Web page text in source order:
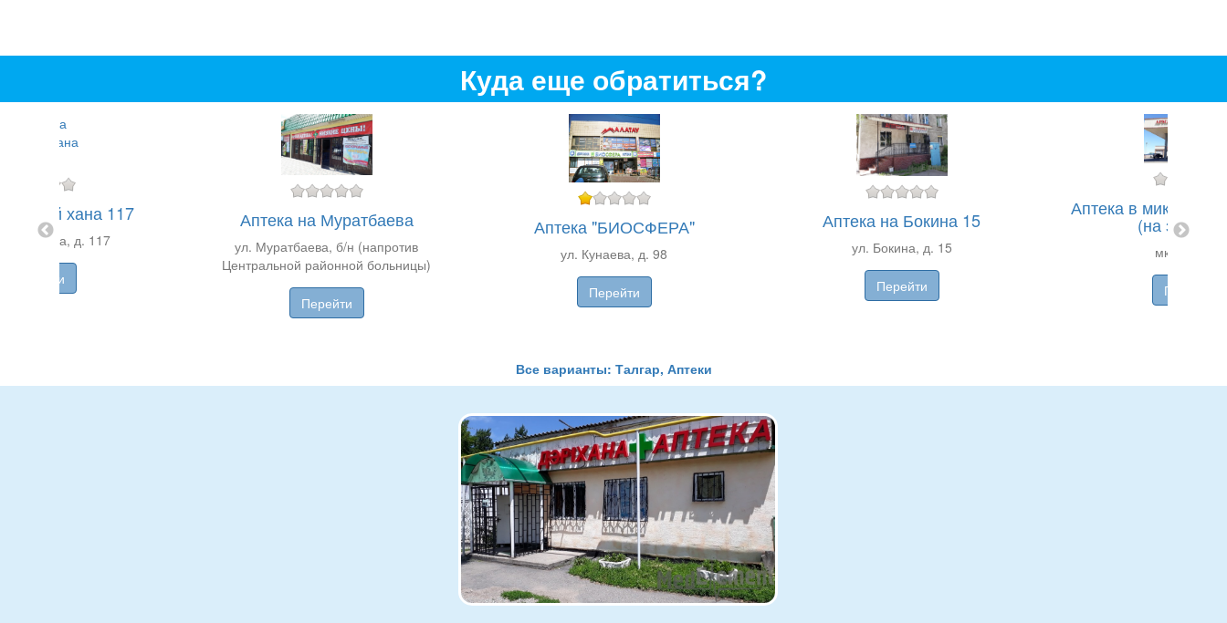
Куда еще обратиться?
хана 117
хана, д. 117
Перейти
Аптека на Муратбаева
ул. Муратбаева, б/н (напротив
Центральной районной больницы)
Перейти
Аптека "БИОСФЕРА"
ул. Кунаева, д. 98
Перейти
Аптека на Бокина 15
ул. Бокина, д. 15
Перейти
Аптека в
(на
мкр. Арман
Перейти
Все варианты: Талгар, Аптеки